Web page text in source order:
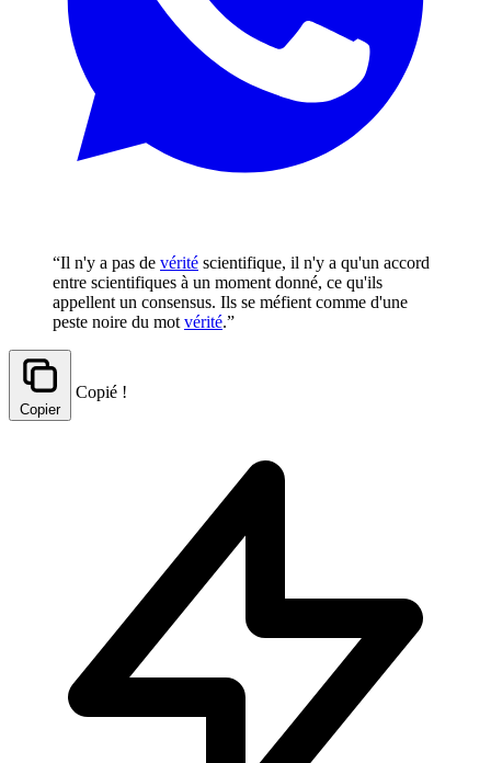
“Il n'y a pas de vérité scientifique, il n'y a qu'un accord
entre scientifiques à un moment donné, ce qu'ils
appellent un consensus. Ils se méfient comme d'une
peste noire du mot vérité.”
Copier
Copié !